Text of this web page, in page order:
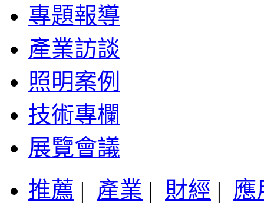
專題報導
產業訪談
照明案例
技術專欄
展覽會議
推薦 | 產業 | 財經 | 應